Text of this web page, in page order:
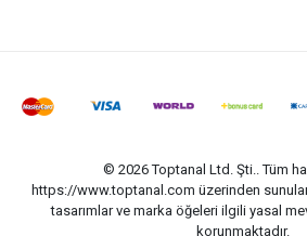
© 2026 Toptanal Ltd. Şti.. Tüm
https://www.toptanal.com üzerinden
tasarımlar ve marka öğeleri ilgili yasal
korunmaktadır.